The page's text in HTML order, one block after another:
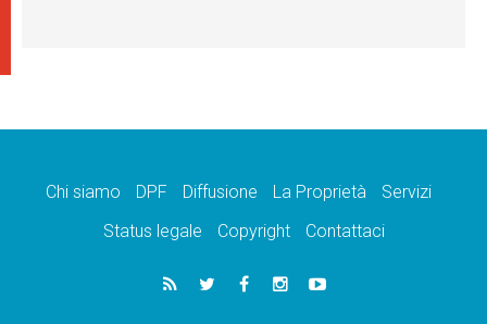
Chi siamo DPF Diffusione La Proprietà
Servizi
Status legale
Copyright Contattaci